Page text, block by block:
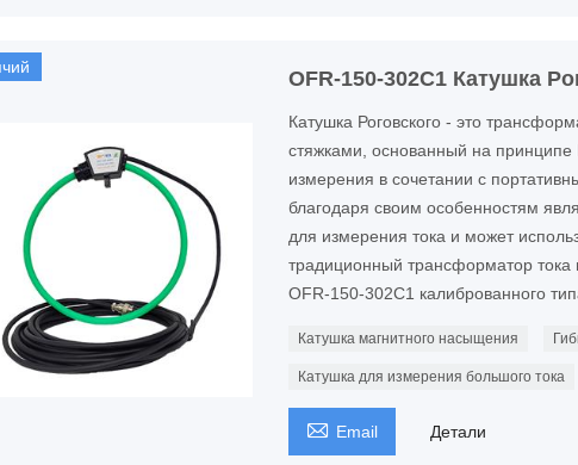
OFR-150-302C1 Катушка
Катушка Роговского - это
стяжками, основанный на
измерения в сочетании с
благодаря своим особенностям
для измерения тока и может
традиционный трансформатор
OFR-150-302C1 калиброванного
Катушка магнитного насыщения
Катушка для измерения большого тока
 Email Детали